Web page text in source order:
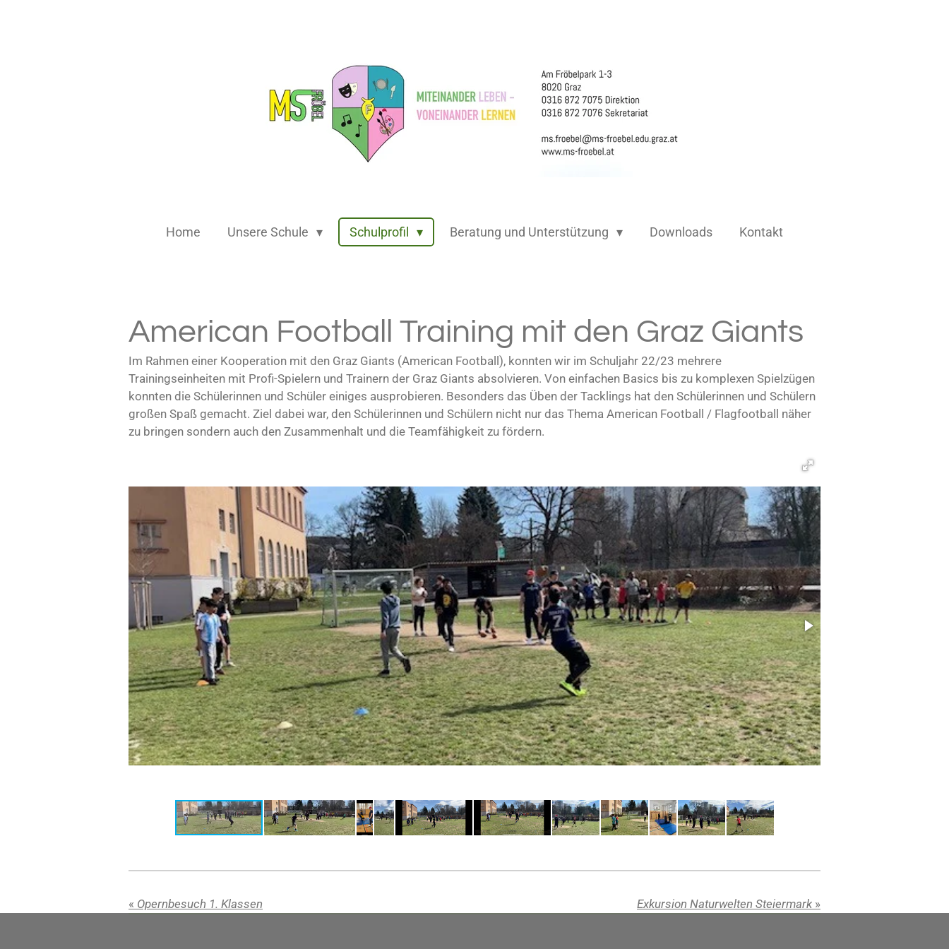
Home Unsere Schule Schulprofil Beratung und Unterstützung Downloads Kontakt
American Football Training mit den Graz Giants
Im Rahmen einer Kooperation mit den Graz Giants (American Football), konnten wir im Schuljahr 22/23 mehrere
Trainingseinheiten mit Profi-Spielern und Trainern der Graz Giants absolvieren. Von einfachen Basics bis zu komplexen Spielzügen
konnten die Schülerinnen und Schüler einiges ausprobieren. Besonders das Üben der Tacklings hat den Schülerinnen und Schülern
großen Spaß gemacht. Ziel dabei war, den Schülerinnen und Schülern nicht nur das Thema American Football / Flagfootball näher
zu bringen sondern auch den Zusammenhalt und die Teamfähigkeit zu fördern.
« Opernbesuch 1. Klassen Exkursion Naturwelten Steiermark »